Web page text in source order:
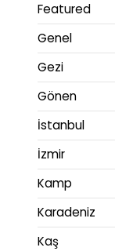
Featured
Genel
Gezi
Gönen
İstanbul
İzmir
Kamp
Karadeniz
Kaş